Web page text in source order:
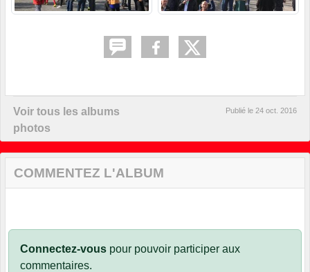
Voir tous les albums
photos
Publié le 24 oct. 2016
COMMENTEZ L'ALBUM
Connectez-vous pour pouvoir participer aux
commentaires.